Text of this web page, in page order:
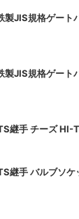
製JIS規格ゲート
製JIS規格ゲート
継手 チーズ HI-T
継手 バルブソケ